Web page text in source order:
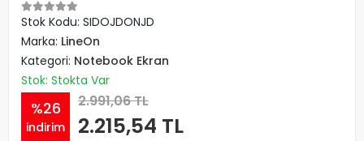
Stok Kodu: SIDOJDONJD
Marka: LineOn
Kategori: Notebook Ekran
Stok: Stokta Var
%26
indirim
2.991,06 TL
2.215,54 TL